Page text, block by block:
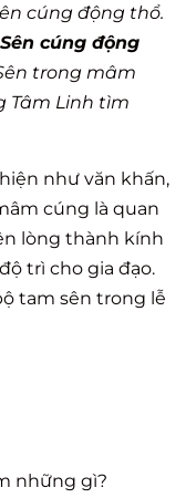
cúng động thổ.
cúng động
trong mâm
Tâm Linh tìm
như văn khấn,
cúng là quan
lòng thành kính
trì cho gia đạo.
tam sên trong lễ
những gì?